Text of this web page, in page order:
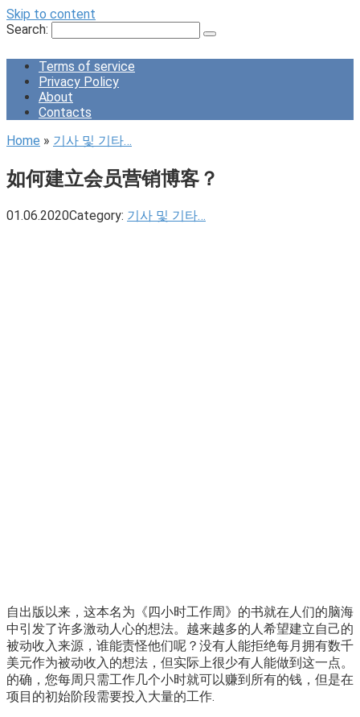
Skip to content
Search:
Terms of service
Privacy Policy
About
Contacts
Home » 기사 및 기타…
如何建立会员营销博客？
01.06.2020Category: 기사 및 기타…
自出版以来，这本名为《四小时工作周》的书就在人们的脑海
中引发了许多激动人心的想法。越来越多的人希望建立自己的
被动收入来源，谁能责怪他们呢？没有人能拒绝每月拥有数千
美元作为被动收入的想法，但实际上很少有人能做到这一点。
的确，您每周只需工作几个小时就可以赚到所有的钱，但是在
项目的初始阶段需要投入大量的工作.